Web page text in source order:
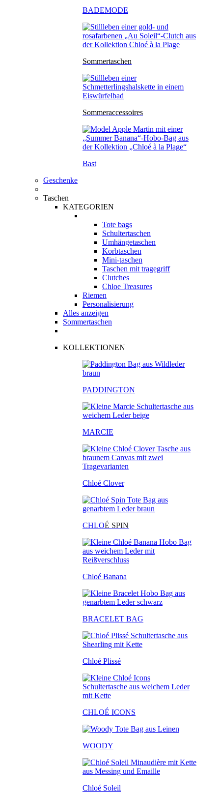
BADEMODE
Sommertaschen
Sommeraccessoires
Bast
Geschenke
Taschen
KATEGORIEN
Tote bags
Schultertaschen
Umhängetaschen
Korbtaschen
Mini-taschen
Taschen mit tragegriff
Clutches
Chloe Treasures
Riemen
Personalisierung
Alles anzeigen
Sommertaschen
KOLLEKTIONEN
PADDINGTON
MARCIE
Chloé Clover
CHLOÉ SPIN
Chloé Banana
BRACELET BAG
Chloé Plissé
CHLOÉ ICONS
WOODY
Chloé Soleil